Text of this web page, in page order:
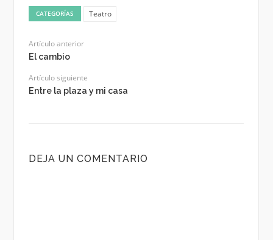
CATEGORÍAS Teatro
Artículo anterior
El cambio
Artículo siguiente
Entre la plaza y mi casa
DEJA UN COMENTARIO